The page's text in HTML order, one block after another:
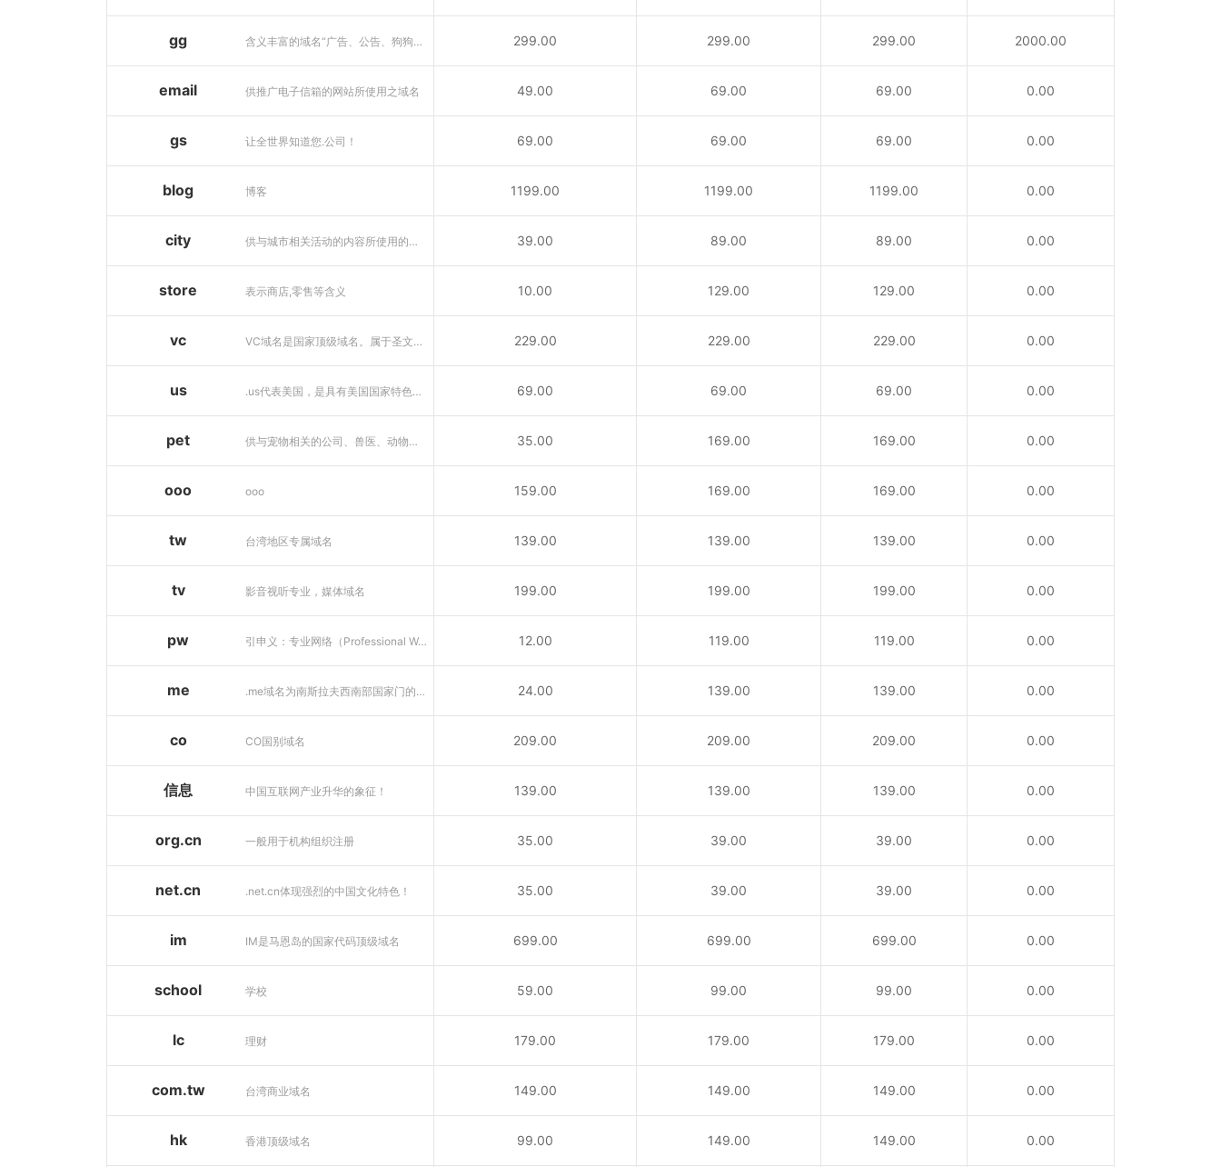
gg 含义丰富的域名“广告、公告、狗狗……”互联网行业首选后缀！ 299.00 299.00 299.00 2000.00
email 供推广电子信箱的网站所使用之域名 49.00 69.00 69.00 0.00
gs 让全世界知道您.公司！ 69.00 69.00 69.00 0.00
blog 博客 1199.00 1199.00 1199.00 0.00
city 供与城市相关活动的内容所使用的域名 39.00 89.00 89.00 0.00
store 表示商店,零售等含义 10.00 129.00 129.00 0.00
vc VC域名是国家顶级域名。属于圣文森特和格林纳丁斯国家顶级域名（ccTLD）后缀。 229.00 229.00 229.00 0.00
us .us代表美国，是具有美国国家特色的国别域名，适合在美公司注册。 69.00 69.00 69.00 0.00
pet 供与宠物相关的公司、兽医、动物救援及宠物爱好者所使用之域名 35.00 169.00 169.00 0.00
ooo ooo 159.00 169.00 169.00 0.00
tw 台湾地区专属域名 139.00 139.00 139.00 0.00
tv 影音视听专业，媒体域名 199.00 199.00 199.00 0.00
pw 引申义：专业网络（Professional Web）或个人网站 12.00 119.00 119.00 0.00
me .me域名为南斯拉夫西南部国家门的内哥罗的国家顶级域名 24.00 139.00 139.00 0.00
co CO国别域名 209.00 209.00 209.00 0.00
信息 中国互联网产业升华的象征！ 139.00 139.00 139.00 0.00
org.cn 一般用于机构组织注册 35.00 39.00 39.00 0.00
net.cn .net.cn体现强烈的中国文化特色！ 35.00 39.00 39.00 0.00
im IM是马恩岛的国家代码顶级域名 699.00 699.00 699.00 0.00
school 学校 59.00 99.00 99.00 0.00
lc 理财 179.00 179.00 179.00 0.00
com.tw 台湾商业域名 149.00 149.00 149.00 0.00
hk 香港顶级域名 99.00 149.00 149.00 0.00